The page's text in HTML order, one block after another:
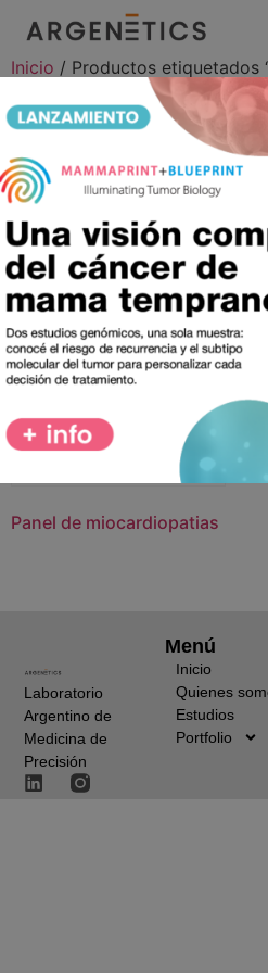
Inicio / Productos etiquetados
KAT6B
Mostrando el único resultado
Panel de miocardiopatias
Laboratorio
Argentino de
Medicina de
Precisión
Menú
Inicio
Quienes
Estudios
Portfolio